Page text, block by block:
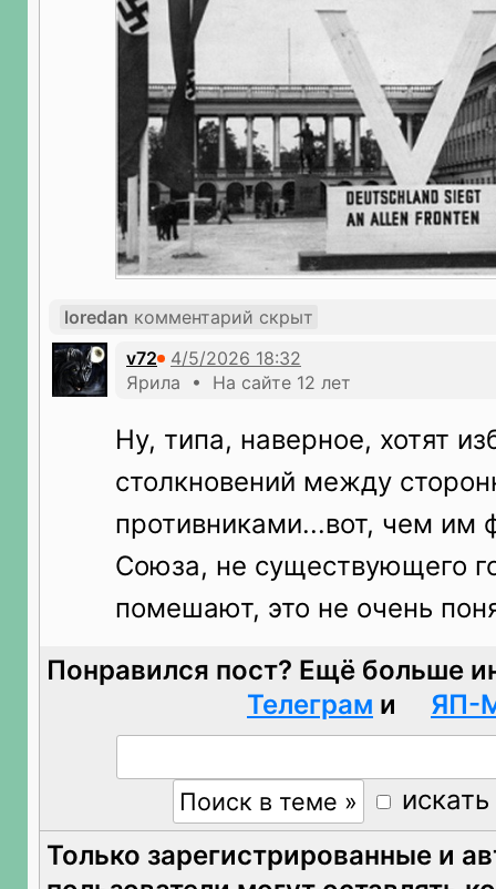
loredan комментарий скрыт
v72
Ярила • На сайте 12 лет
Ну, типа, наверное, хотят
столкновений между
противниками...вот, чем им
Союза, не существующего
помешают, это не очень
Понравился пост? Ещё больше
Телеграм и ЯП-
Только зарегистрированные и